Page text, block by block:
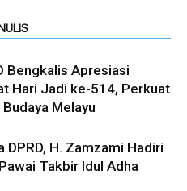
Bengkalis Apresiasi
Hari Jadi ke-514, Perkuat
Melayu
DPRD, H. Zamzami Hadiri
Takbir Idul Adha